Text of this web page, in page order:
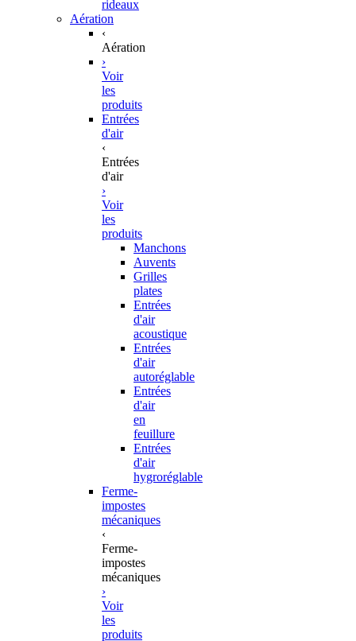
rideaux
Aération
‹
Aération
›
Voir
les
produits
Entrées
d'air
‹
Entrées
d'air
›
Voir
les
produits
Manchons
Auvents
Grilles
plates
Entrées
d'air
acoustique
Entrées
d'air
autoréglable
Entrées
d'air
en
feuillure
Entrées
d'air
hygroréglable
Ferme-
impostes
mécaniques
‹
Ferme-
impostes
mécaniques
›
Voir
les
produits